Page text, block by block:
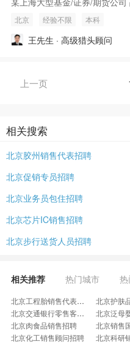
北京 经验不限 本科
王先生 · 高级猎头顾问
上一页
相关搜索
北京胶州销售代表招聘
北京促销专员招聘
北京业务员包住招聘
北京芯片IC销售招聘
北京步行送货人员招聘
相关推荐 热门城市
北京工程胎销售代表招聘
北京交通银行零售客户经理招聘
北京肉食品销售招聘
北京销售
北京化工销售顾问招聘
北京科研